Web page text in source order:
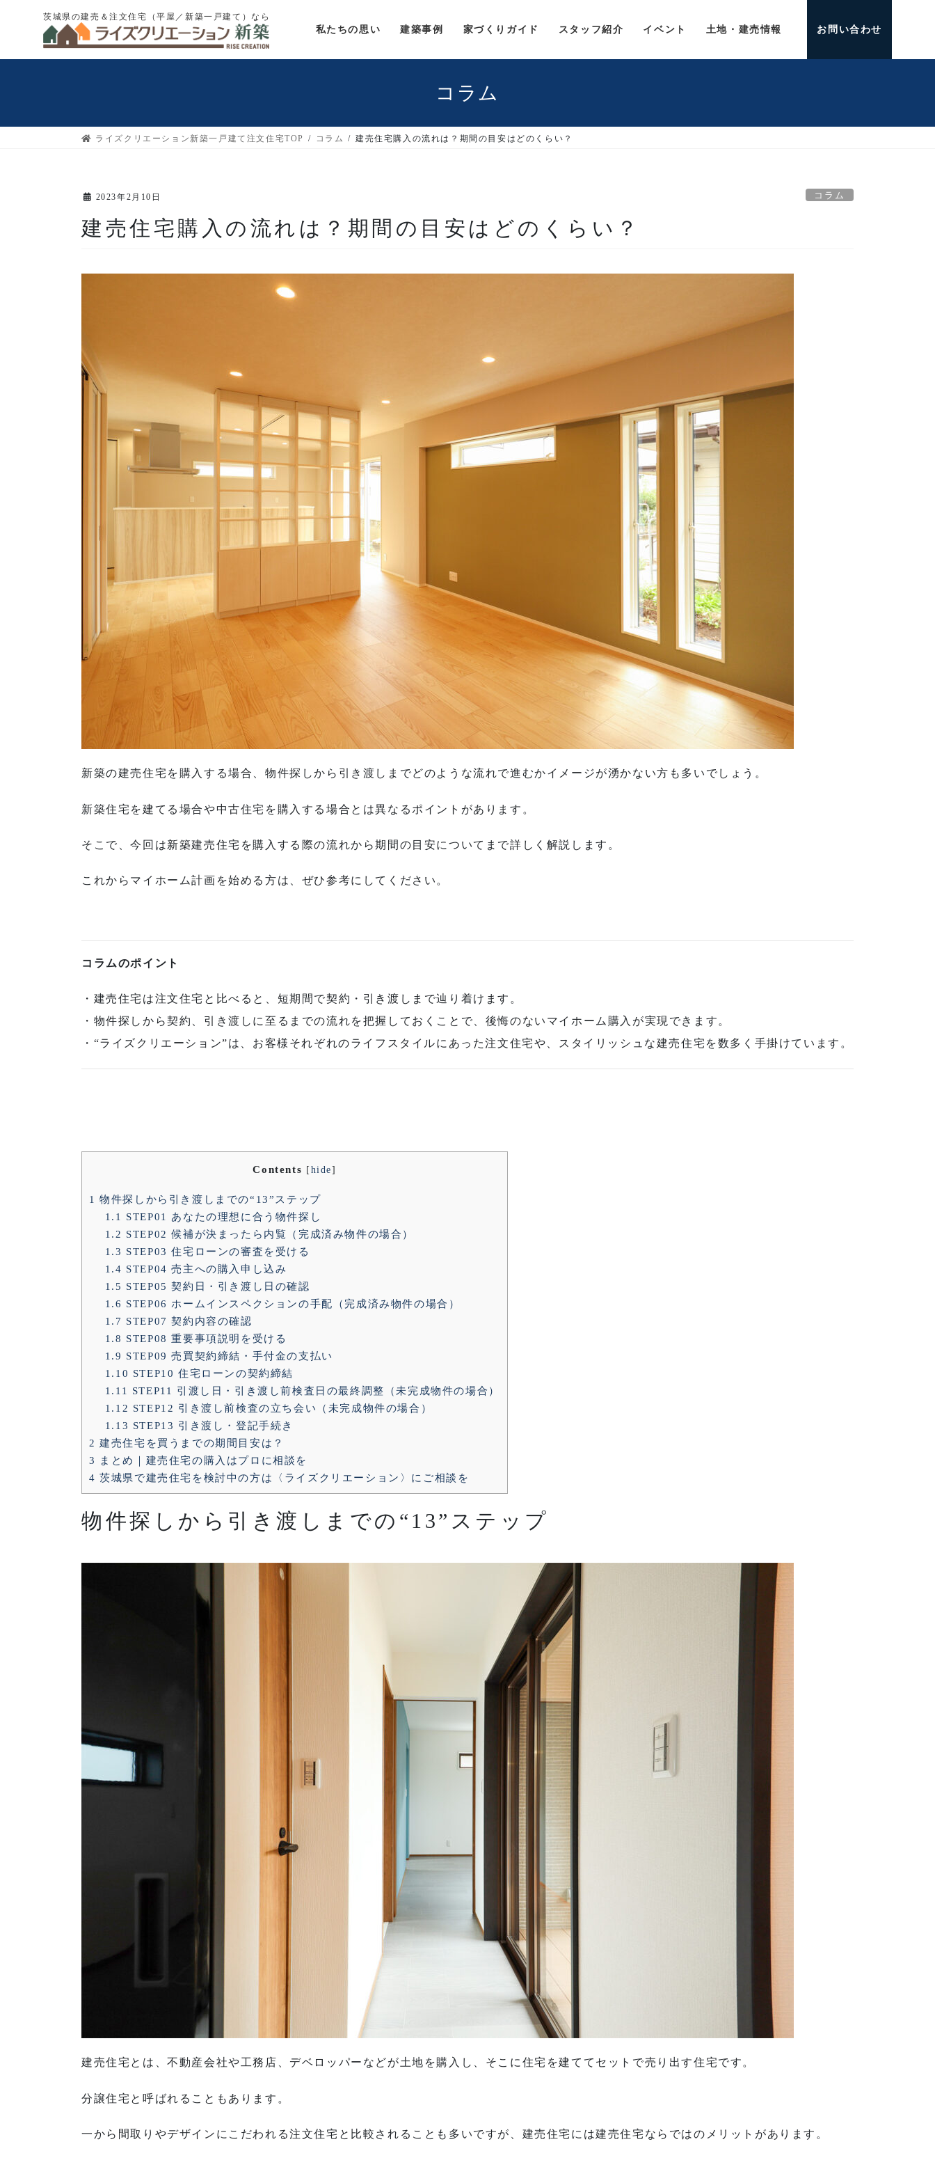
ン
キ
ー
に
茨城県の建売＆注文住宅（平屋／新築一戸建て）なら
私たちの思い 建築事例 家づくりガイド スタッフ紹介 イベント 土地・建売情報 お問い合わせ
コラム
ライズクリエーション新築一戸建て注文住宅TOP コラム 建売住宅購入の流れは？期間の目安はどのくらい？
2023年2月10日 コラム
建売住宅購入の流れは？期間の目安はどのくらい？
新築の建売住宅を購入する場合、物件探しから引き渡しまでどのような流れで進むかイメージが湧かない方も多いでしょう。
新築住宅を建てる場合や中古住宅を購入する場合とは異なるポイントがあります。
そこで、今回は新築建売住宅を購入する際の流れから期間の目安についてまで詳しく解説します。
これからマイホーム計画を始める方は、ぜひ参考にしてください。
コラムのポイント
・建売住宅は注文住宅と比べると、短期間で契約・引き渡しまで辿り着けます。
・物件探しから契約、引き渡しに至るまでの流れを把握しておくことで、後悔のないマイホーム購入が実現できます。
・“ライズクリエーション”は、お客様それぞれのライフスタイルにあった注文住宅や、スタイリッシュな建売住宅を数多く手掛けています。
Contents [ hide]
1 物件探しから引き渡しまでの“13”ステップ
1.1
STEP01 あなたの理想に合う物件探し
1.2 STEP02 候補が決まったら内覧（完成済み物件の場合）
1.3 STEP03 住宅ローンの審査を受ける
1.4 STEP04 売主への購入申し込み
1.5 STEP05 契約日・引き渡し日の確認
1.6 STEP06 ホームインスペクションの手配（完成済み物件の場合）
1.7 STEP07 契約内容の確認
1.8 STEP08 重要事項説明を受ける
1.9 STEP09 売買契約締結・手付金の支払い
1.10 STEP10 住宅ローンの契約締結
1.11
STEP11 引渡し日・引き渡し前検査日の最終調整（未完成物件の場合）
1.12 STEP12 引き渡し前検査の立ち会い（未完成物件の場合）
1.13 STEP13 引き渡し・登記手続き
2 建売住宅を買うまでの期間目安は？
3
まとめ｜建売住宅の購入はプロに相談を
4 茨城県で建売住宅を検討中の方は〈ライズクリエーション〉にご相談を
物件探しから引き渡しまでの“13”ステップ
建売住宅とは、不動産会社や工務店、デベロッパーなどが土地を購入し、そこに住宅を建ててセットで売り出す住宅です。
分譲住宅と呼ばれることもあります。
一から間取りやデザインにこだわれる注文住宅と比較されることも多いですが、建売住宅には建売住宅ならではのメリットがあります。